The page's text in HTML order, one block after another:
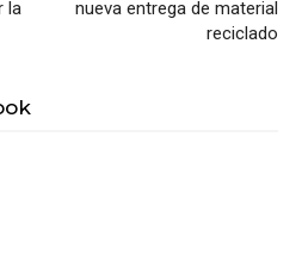
la
nueva entrega de material
reciclado